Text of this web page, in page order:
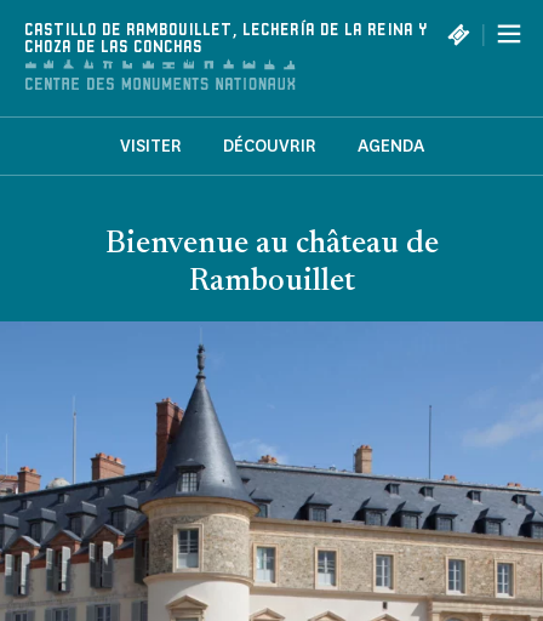
CASTILLO DE RAMBOUILLET, LECHERÍA DE LA REINA Y
CHOZA DE LAS CONCHAS
|
VISITER DÉCOUVRIR AGENDA
Bienvenue au château de
Rambouillet